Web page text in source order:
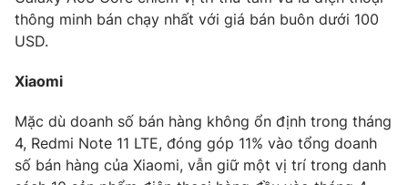
thông minh bán chạy nhất với giá bán buôn dưới 100
USD.
Xiaomi
Mặc dù doanh số bán hàng không ổn định trong tháng
4, Redmi Note 11 LTE, đóng góp 11% vào tổng doanh
số bán hàng của Xiaomi, vẫn giữ một vị trí trong danh